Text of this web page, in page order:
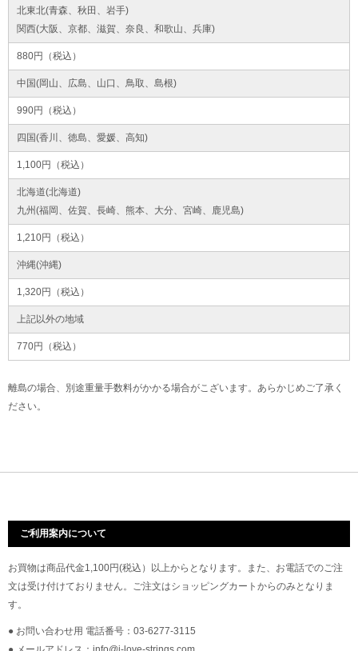
北東北(青森、秋田、岩手)
関西(大阪、京都、滋賀、奈良、和歌山、兵庫)
880円（税込）
中国(岡山、広島、山口、鳥取、島根)
990円（税込）
四国(香川、徳島、愛媛、高知)
1,100円（税込）
北海道(北海道)
九州(福岡、佐賀、長崎、熊本、大分、宮崎、鹿児島)
1,210円（税込）
沖縄(沖縄)
1,320円（税込）
上記以外の地域
770円（税込）
離島の場合、別途重量手数料がかかる場合がこざいます。あらかじめご了承く
ださい。
ご利用案内について
お買物は商品代金1,100円(税込）以上からとなります。また、お電話でのご注
文は受け付けておりません。ご注文はショッピングカートからのみとなりま
す。
● お問い合わせ用 電話番号：03-6277-3115